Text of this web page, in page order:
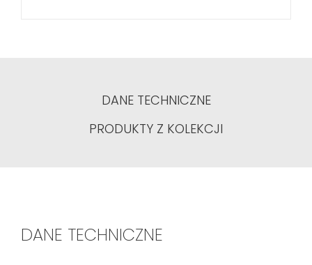
DANE TECHNICZNE
PRODUKTY Z KOLEKCJI
DANE TECHNICZNE